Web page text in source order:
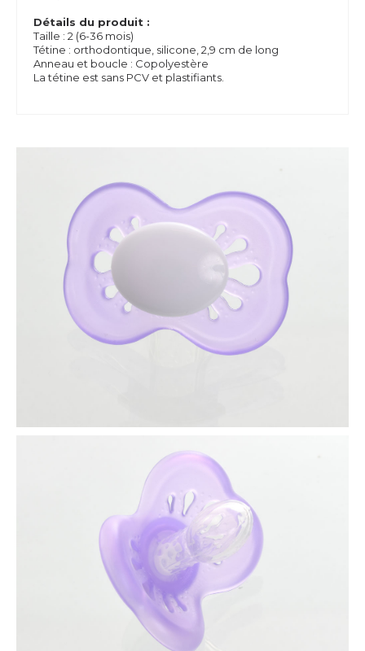
Détails du produit :
Taille : 2 (6-36 mois)
Tétine : orthodontique, silicone, 2,9 cm de long
Anneau et boucle : Copolyestère
La tétine est sans PCV et plastifiants.